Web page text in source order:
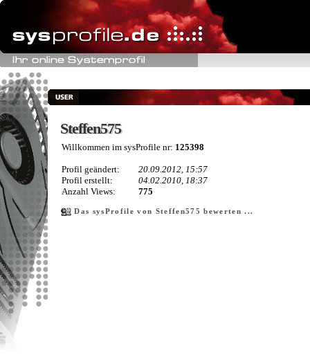
Steffen575
Steffen575
Willkommen im sysProfile nr: 125398
Profil geändert:
20.09.2012, 15:57
Profil erstellt:
04.02.2010, 18:37
Anzahl Views:
775
Das sysProfile von Steffen575 bewerten ...